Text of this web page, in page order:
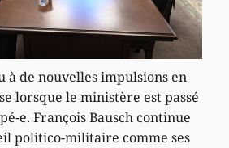
à de nouvelles impulsions en
lorsque le ministère est passé
e. François Bausch continue
politico-militaire comme ses